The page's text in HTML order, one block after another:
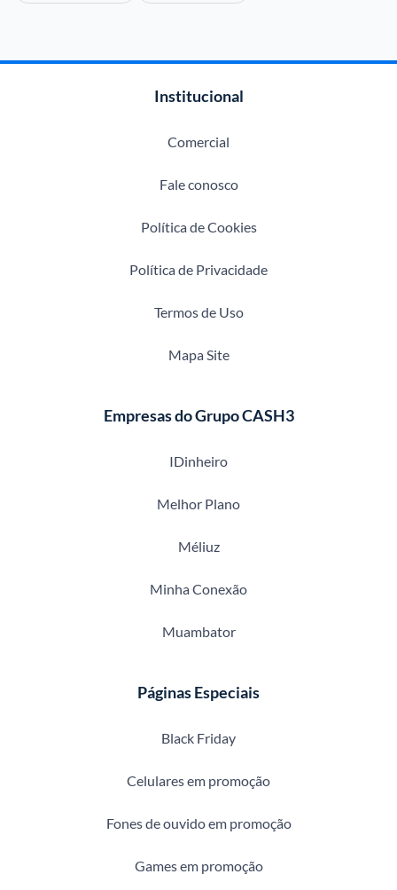
Institucional
Comercial
Fale conosco
Política de Cookies
Política de Privacidade
Termos de Uso
Mapa Site
Empresas do Grupo CASH3
IDinheiro
Melhor Plano
Méliuz
Minha Conexão
Muambator
Páginas Especiais
Black Friday
Celulares em promoção
Fones de ouvido em promoção
Games em promoção